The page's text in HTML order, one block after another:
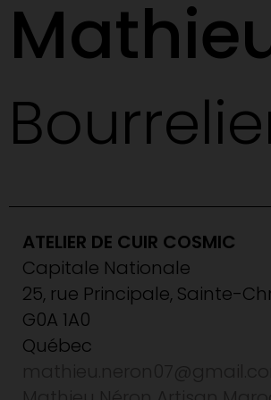
ATELIER DE CUIR COSMIC
Capitale Nationale
25, rue Principale, Sainte-
G0A 1A0
Québec